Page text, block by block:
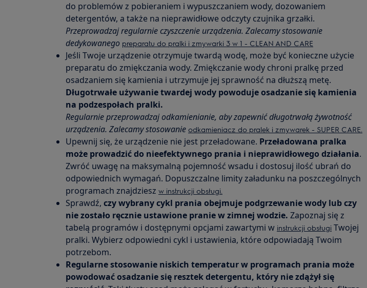
do problemów z pobieraniem i wypuszczaniem wody, dozowaniem
detergentów, a także na nieprawidłowe odczyty czujnika grzałki.
Przeprowadzaj regularnie czyszczenie urządzenia. Zalecamy stosowanie
dedykowanego preparatu do pralki i zmywarki 3 w 1 - CLEAN AND CARE
Jeśli Twoje urządzenie otrzymuje twardą wodę, może być konieczne użycie
preparatu do zmiękczania wody. Zmiękczanie wody chroni pralkę przed
osadzaniem się kamienia i utrzymuje jej sprawność na dłuższą metę.
Długotrwałe używanie twardej wody powoduje osadzanie się kamienia
na podzespołach pralki.
Regularnie przeprowadzaj odkamienianie, aby zapewnić długotrwałą żywotność
urządzenia. Zalecamy stosowanie odkamieniacz do pralek i zmywarek - SUPER CARE.
Upewnij się, że urządzenie nie jest przeładowane. Przeładowana pralka
może prowadzić do nieefektywnego prania i nieprawidłowego działania.
Zwróć uwagę na maksymalną pojemność wsadu i dostosuj ilość ubrań do
odpowiednich wymagań. Dopuszczalne limity załadunku na poszczególnych
programach znajdziesz w instrukcji obsługi.
Sprawdź, czy wybrany cykl prania obejmuje podgrzewanie wody lub czy
nie zostało ręcznie ustawione pranie w zimnej wodzie. Zapoznaj się z
tabelą programów i dostępnymi opcjami zawartymi w instrukcji obsługi Twojej
pralki. Wybierz odpowiedni cykl i ustawienia, które odpowiadają Twoim
potrzebom.
Regularne stosowanie niskich temperatur w programach prania może
powodować osadzanie się resztek detergentu, który nie zdążył się